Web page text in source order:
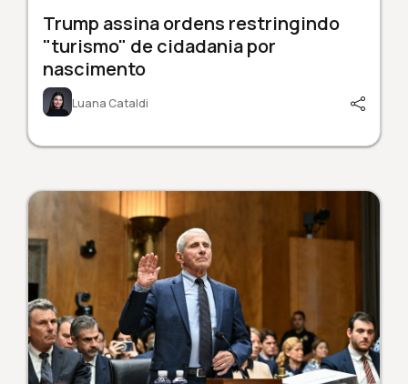
Trump assina ordens restringindo
"turismo" de cidadania por
nascimento
Luana Cataldi